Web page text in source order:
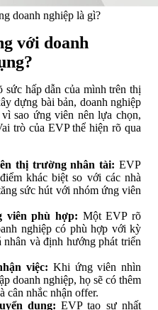
doanh nghiệp là gì?
với doanh
hấp dẫn của mình trên thị
dựng bài bản, doanh nghiệp
sao ứng viên nên lựa chọn,
trò của EVP thể hiện rõ qua
thị trường nhân tài: EVP
khác biệt so với các nhà
sức hút với nhóm ứng viên
viên phù hợp: Một EVP rõ
nghiệp có phù hợp với kỳ
và định hướng phát triển
việc: Khi ứng viên nhìn
doanh nghiệp, họ sẽ có thêm
cân nhắc nhận offer.
dụng: EVP tạo sự nhất